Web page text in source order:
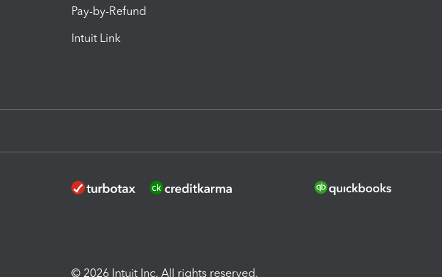
Pay-by-Refund
Intuit Link
© 2026 Intuit Inc. All rights reserved.